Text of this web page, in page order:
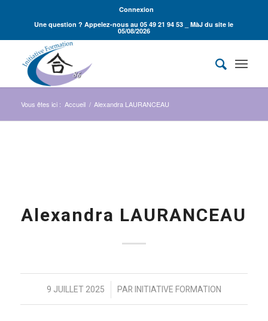
Connexion
Une question ? Appelez-nous au 05 49 21 94 53 _ MàJ du site le
05/08/2026
Vous êtes ici : Accueil / Alexandra LAURANCEAU
Alexandra LAURANCEAU
9 JUILLET 2025
/ PAR INITIATIVE FORMATION